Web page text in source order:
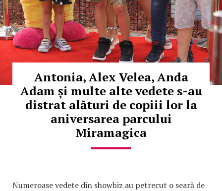
Antonia, Alex Velea, Anda
Adam și multe alte vedete s-au
distrat alături de copiii lor la
aniversarea parcului
Miramagica
Numeroase vedete din showbiz au petrecut o seară de